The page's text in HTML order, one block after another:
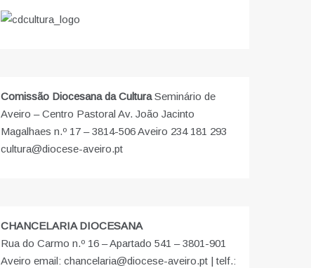
Comissão Diocesana da CulturaSeminário de
Aveiro – Centro Pastoral Av. João Jacinto
Magalhaes n.º 17 – 3814-506 Aveiro 234 181 293
cultura@diocese-aveiro.pt
CHANCELARIA DIOCESANA
Rua do Carmo n.º 16 – Apartado 541 – 3801-901
Aveiro email: chancelaria@diocese-aveiro.pt | telf.: